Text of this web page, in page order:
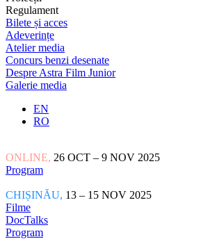
Regulament
Bilete și acces
Adeverințe
Atelier media
Concurs benzi desenate
Despre Astra Film Junior
Galerie media
EN
RO
ONLINE, 26 OCT – 9 NOV 2025
Program
CHIȘINĂU, 13 – 15 NOV 2025
Filme
DocTalks
Program